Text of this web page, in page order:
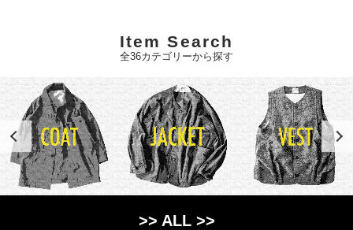
Item Search
全36カテゴリーから探す
>> ALL >>